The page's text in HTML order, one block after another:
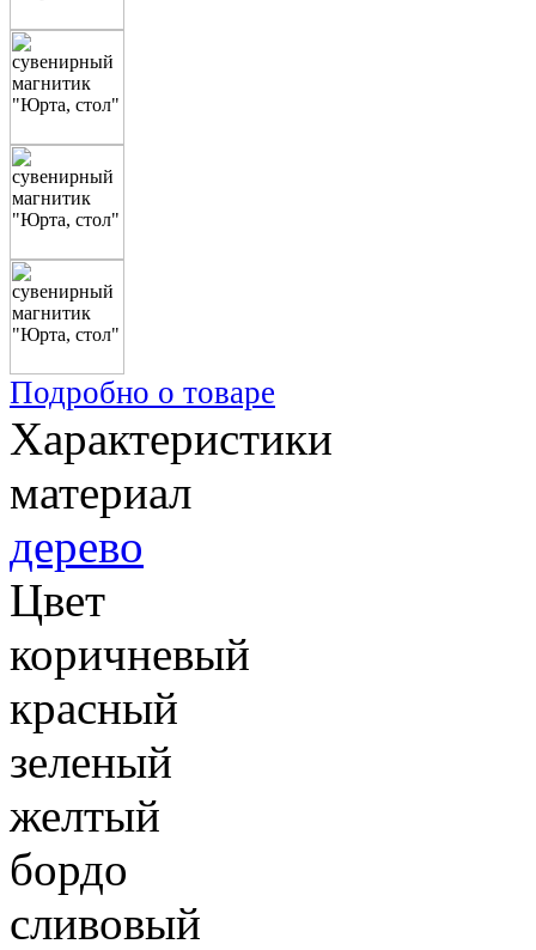
Подробно о товаре
Характеристики
материал
дерево
Цвет
коричневый
красный
зеленый
желтый
бордо
сливовый